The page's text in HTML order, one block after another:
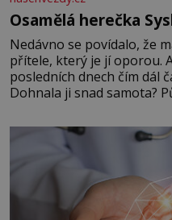
Osamělá herečka
Nedávno se povídalo, že
přítele, který je jí oporou.
posledních dnech čím dál
Dohnala ji snad samota?